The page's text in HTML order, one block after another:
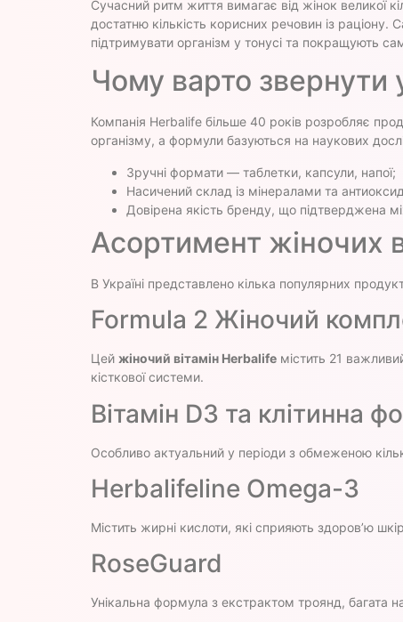
Сучасний ритм життя вимагає від жінок великої
достатню кількість корисних речовин із раціону.
підтримувати організм у тонусі та покращують
Чому варто звернути
Компанія Herbalife більше 40 років розробляє
організму, а формули базуються на наукових
Зручні формати — таблетки, капсули, напої;
Насичений склад із мінералами та
Довірена якість бренду, що підтверджена
Асортимент жіночих
В Україні представлено кілька популярних
Formula 2 Жіночий
Цей жіночий вітамін Herbalife містить 21
кісткової системи.
Вітамін D3 та клітинна
Особливо актуальний у періоди з обмеженою
Herbalifeline Omega-3
Містить жирні кислоти, які сприяють здоров’ю
RoseGuard
Унікальна формула з екстрактом троянд, багата